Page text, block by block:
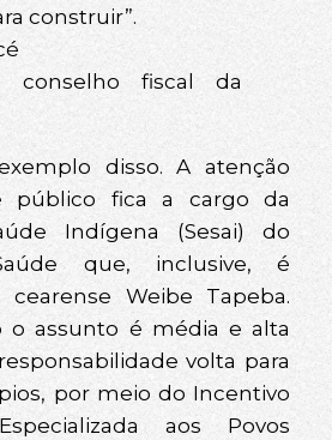
construir”.
conselho fiscal da
disso. A atenção
público fica a cargo da
Indígena (Sesai) do
que, inclusive, é
Weibe Tapeba.
o assunto é média e alta
volta para
por meio do Incentivo
aos Povos